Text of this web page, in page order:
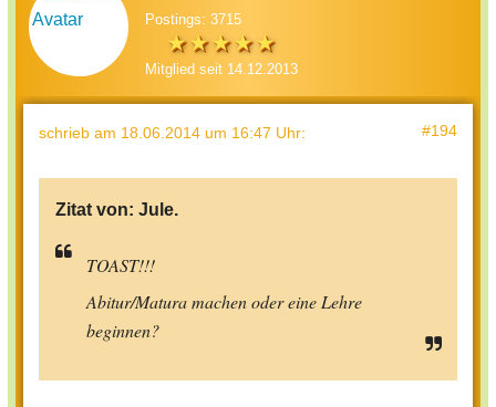
Postings: 3715
Mitglied seit 14.12.2013
schrieb am 18.06.2014 um 16:47 Uhr: #194
Zitat von: Jule.
TOAST!!!
Abitur/Matura machen oder eine Lehre
beginnen?